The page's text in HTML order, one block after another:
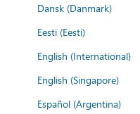
Dansk (Danmark)
Eesti (Eesti)
English (International)
English (Singapore)
Español (Argentina)